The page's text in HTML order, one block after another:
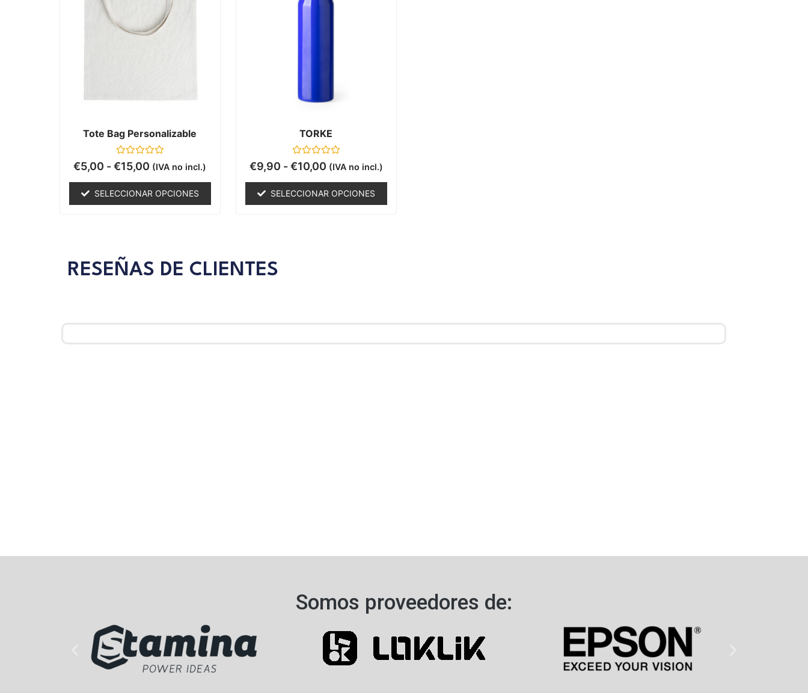
Tote Bag Personalizable
Valorado
con
5
€5,00 -€15,00 (IVA no incl.)
SELECCIONAR OPCIONES
TORKE
Valorado
con
5
€9,90 - €10,00 (IVA no incl.)
SELECCIONAR OPCIONES
RESEÑAS DE CLIENTES
Somos proveedores de:​